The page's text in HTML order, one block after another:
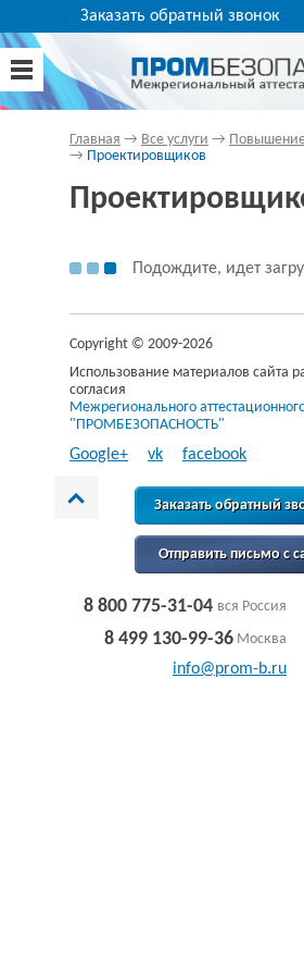
Заказать обратный звонок
Главная → Все услуги →
→ Проектировщиков
Подождите, идет
Copyright © 2009-2026
Использование материалов сайта
согласия
Межрегионального
"ПРОМБЕЗОПАСНОСТЬ"
Google+ vk facebook
Заказать обратный
Отправить письмо с
8 800 775-31-04 вся Россия
8 499 130-99-36 Москва
info@prom-b.ru